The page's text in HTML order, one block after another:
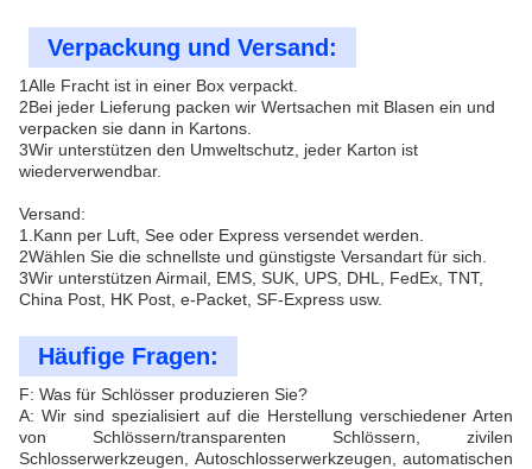
Verpackung und Versand:
1Alle Fracht ist in einer Box verpackt.
2Bei jeder Lieferung packen wir Wertsachen mit Blasen ein und
verpacken sie dann in Kartons.
3Wir unterstützen den Umweltschutz, jeder Karton ist
wiederverwendbar.
Versand:
1.Kann per Luft, See oder Express versendet werden.
2Wählen Sie die schnellste und günstigste Versandart für sich.
3Wir unterstützen Airmail, EMS, SUK, UPS, DHL, FedEx, TNT,
China Post, HK Post, e-Packet, SF-Express usw.
Häufige Fragen:
F: Was für Schlösser produzieren Sie?
A: Wir sind spezialisiert auf die Herstellung verschiedener Arten
von Schlössern/transparenten Schlössern, zivilen
Schlosserwerkzeugen, Autoschlosserwerkzeugen, automatischen